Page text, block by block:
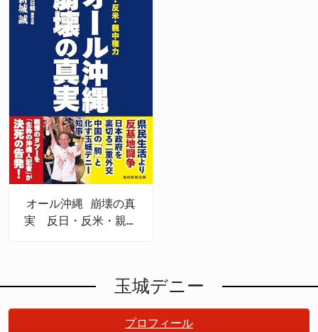
オール沖縄 崩壊の真
実 反日・反米・親中
玉城デニー
プロフィール